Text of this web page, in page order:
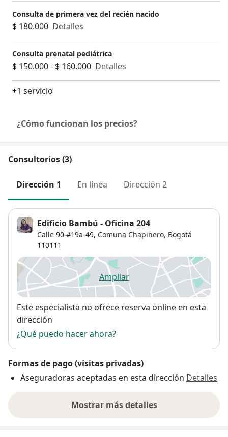
Consulta de primera vez del recién nacido
$ 180.000 Detalles
Consulta prenatal pediátrica
$ 150.000 - $ 160.000 Detalles
+1 servicio
¿Cómo funcionan los precios?
Consultorios (3)
Dirección 1 En línea Dirección 2
Edificio Bambú - Oficina 204
Calle 90 #19a-49, Comuna Chapinero, Bogotá
110111
Ampliarse abre en una nueva
Disponibilidad
Este especialista no ofrece reserva online en esta
dirección
¿Qué puedo hacer ahora?
Formas de pago (visitas privadas)
Aseguradoras aceptadas en esta dirección Detalles
Mostrar más detalles
sobre la dirección